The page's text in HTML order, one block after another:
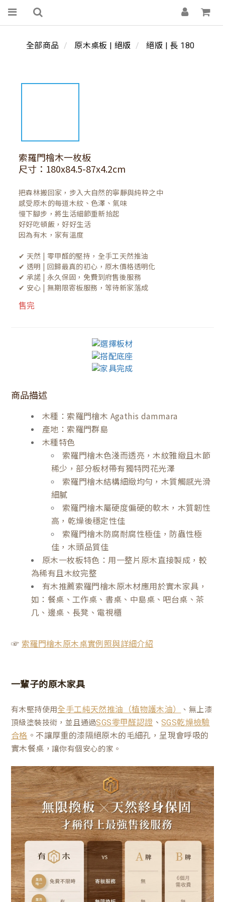
全部商品 原木桌板 | 絕版 絕版 | 長 180
索羅門檜木一枚板
尺寸：180x84.5-87x4.2cm
把森林搬回家，步入大自然的寧靜與純粹之中
感受原木的每道木紋、色澤、氣味
慢下腳步，將生活細節重新拾起
好好吃頓飯，好好生活
因為有木，家有溫度
✔ 天然 | 零甲醛的堅持，全手工天然推油
✔ 透明 | 回歸最真的初心，原木價格透明化
✔ 承諾 | 永久保固，免費到府售後服務
✔ 安心 | 無期限寄板服務，等待新家落成
售完
商品描述
木種：索羅門檜木 Agathis dammara
產地：索羅門群島
木種特色
索羅門檜木色淺而透亮，木紋雅緻且木節
稀少，部分板材帶有獨特閃花光澤
索羅門檜木結構細緻均勻，木質觸感光滑
細膩
索羅門檜木屬硬度偏硬的軟木，木質韌性
高，乾燥後穩定性佳
索羅門檜木防腐耐腐性極佳，防蟲性極
佳，木頭品質佳
原木一枚板特色：用一整片原木直接製成，較
為稀有且木紋完整
有木推薦索羅門檜木原木材應用於實木家具，
如：餐桌、工作桌、書桌、中島桌、吧台桌、茶
几、邊桌、長凳、電視櫃
☞ 索羅門檜木原木桌實例照與詳細介紹
一輩子的原木家具
有木堅持使用全手工純天然推油（植物護木油）
、無上漆
頂級塗裝技術，並且通過SGS零甲醛認證 、SGS乾燥檢驗
合格 。不讓厚重的漆隔絕原木的毛細孔，呈現會呼吸的
實木餐桌 ，讓你有個安心的家。